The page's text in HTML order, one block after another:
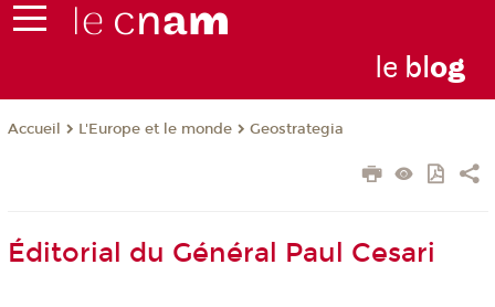
le blog
Accueil L'Europe et le monde Geostrategia
Éditorial du Général Paul Cesari